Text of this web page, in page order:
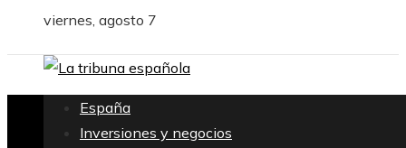
viernes, agosto 7
España
Inversiones y negocios